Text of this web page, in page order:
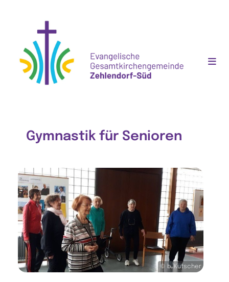
Gymnastik für Senioren
© b. Kutscher